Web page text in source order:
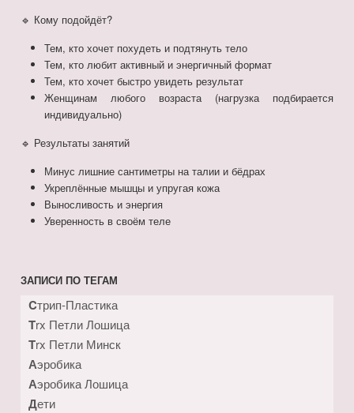
🔹 Кому подойдёт?
Тем, кто хочет похудеть и подтянуть тело
Тем, кто любит активный и энергичный формат
Тем, кто хочет быстро увидеть результат
Женщинам любого возраста (нагрузка подбирается
индивидуально)
🔹 Результаты занятий
Минус лишние сантиметры на талии и бёдрах
Укреплённые мышцы и упругая кожа
Выносливость и энергия
Уверенность в своём теле
ЗАПИСИ ПО ТЕГАМ
Cтрип-Пластика
Trx Петли Лошица
Trx Петли Минск
Аэробика
Аэробика Лошица
Дети